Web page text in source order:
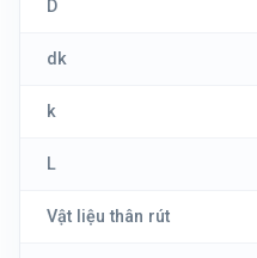
D
dk
k
L
Vật liệu thân rút